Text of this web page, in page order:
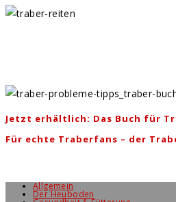
Jetzt erhältlich: Das Buch für
Für echte Traberfans – der
Allgemein
Der Heuboden